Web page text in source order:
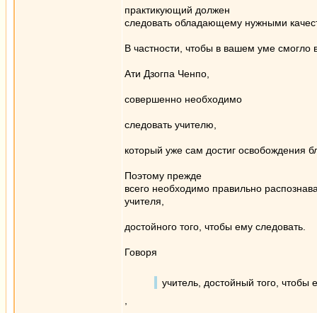
практикующий должен
следовать обладающему нужными
В частности, чтобы в вашем уме смогло
Ати Дзогпа Ченпо,
совершенно необходимо
следовать учителю,
который уже сам достиг освобождения
Поэтому прежде
всего необходимо правильно
учителя,
достойного того, чтобы ему следовать.
Говоря
учитель, достойный того, чтобы